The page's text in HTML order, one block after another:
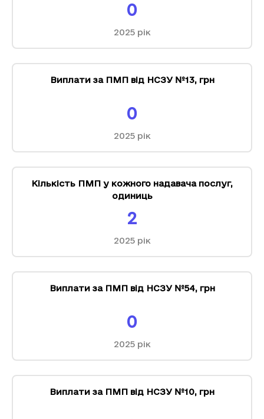
0
2025рік
Виплати за ПМП від НСЗУ №13, грн
0
2025рік
Кількість ПМП у кожного надавача послуг,
одиниць
2
2025рік
Виплати за ПМП від НСЗУ №54, грн
0
2025рік
Виплати за ПМП від НСЗУ №10, грн